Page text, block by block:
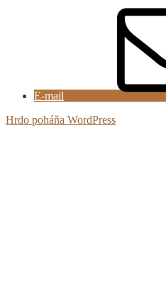
E-mail
Hrdo poháňa WordPress